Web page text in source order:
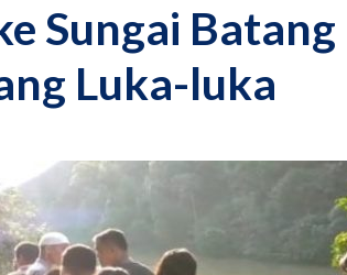
Sungai Batang
Luka-luka